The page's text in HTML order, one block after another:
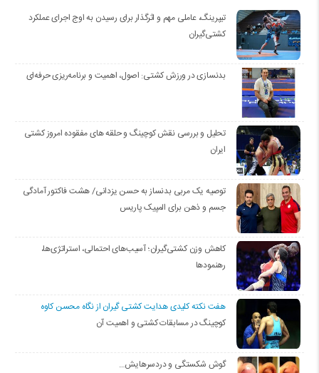
تیپرینگ، عاملی مهم و اثرگذار برای رسیدن به اوج اجرای عملکرد
کشتی‌گیران
بدنسازی در ورزش کشتی: اصول، اهمیت و برنامه‌ریزی حرفه‌ای
تحلیل و بررسی نقش کوچینگ و حلقه های مفقوده امروز کشتی
ایران
توصیه یک مربی بدنساز به حسن یزدانی/ هشت فاکتور آمادگی
جسم و ذهن برای المپیک پاریس
کاهش وزن کشتی‌گیران؛ آسیب‌های احتمالی، استراتژی‌ها،
رهنمودها
هفت نکته کلیدی هدایت کشتی گیران از نگاه محسن کاوه
کوچینگ در مسابقات کشتی و اهمیت آن
گوش شکستگی و دردسرهایش…